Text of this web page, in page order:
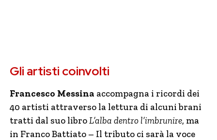
Gli artisti coinvolti
Francesco Messina accompagna i ricordi dei
40 artisti attraverso la lettura di alcuni brani
tratti dal suo libroL’alba dentro l’imbrunire, ma
in Franco Battiato – Il tributo ci sarà la voce